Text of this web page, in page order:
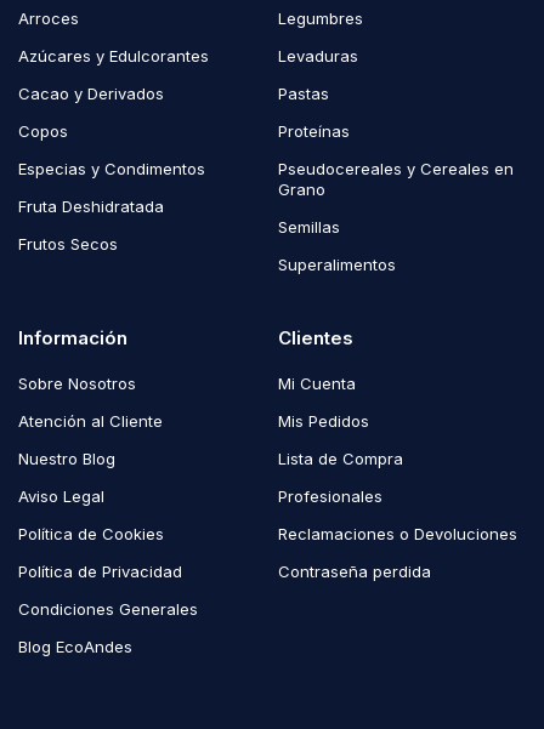
Arroces
Azúcares y Edulcorantes
Cacao y Derivados
Copos
Especias y Condimentos
Fruta Deshidratada
Frutos Secos
Legumbres
Levaduras
Pastas
Proteínas
Pseudocereales y Cereales en
Grano
Semillas
Superalimentos
Información
Sobre Nosotros
Atención al Cliente
Nuestro Blog
Aviso Legal
Política de Cookies
Política de Privacidad
Condiciones Generales
Blog EcoAndes
Clientes
Mi Cuenta
Mis Pedidos
Lista de Compra
Profesionales
Reclamaciones o Devoluciones
Contraseña perdida